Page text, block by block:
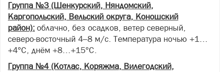
Группа №3 (Шенкурский, Няндомский,
Каргопольский, Вельский округа, Коношский
район): облачно, без осадков, ветер северный,
северо-восточный 4–8 м/с. Температура ночью +1…
+4°С, днём +8…+15°С.
Группа №4 (Котлас, Коряжма, Вилегодский,